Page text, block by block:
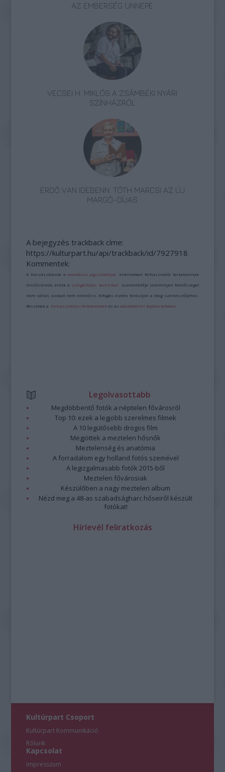
AZ EMBERSÉG ÜNNEPE
VECSEI H. MIKLÓS A ZSÁMBÉKI NYÁRI
SZÍNHÁZRÓL
ERDŐ VAN IDEBENN: TÓTH MARCSI AZ ÚJ
MARGÓ-DÍJAS
A bejegyzés trackback címe:
https://kulturpart.hu/api/trackback/id/7927918
Kommentek:
A hozzászólások avonatkozó jogszabályok értelmében felhasználói tartalomnak
minősülnek, értük a szolgáltatás technikai üzemeltetője semmilyen felelősséget
nem vállal, azokat nem ellenőrzi. Kifogás esetén forduljon a blog szerkesztőjéhez.
Részletek a Felhasználási feltételekben és azadatvédelmi tájékoztatóban
Legolvasottabb
Megdöbbentő fotók a néptelen fővárosról
Top 10: ezek a legjobb szerelmes filmek
A 10 legütősebb drogos film
Megjöttek a meztelen hősnők
Meztelenség és anatómia
A forradalom egy holland fotós szemével
A legizgalmasabb fotók 2015-ből
Meztelen fővárosiak
Készülőben a nagy meztelen album
Nézd meg a 48-as szabadságharc hőseiről készült
fotókat!
Hírlevél feliratkozás
Kultúrpart Csoport
Kultúrpart Kommunikáció
Rólunk
Kapcsolat
Impresszum